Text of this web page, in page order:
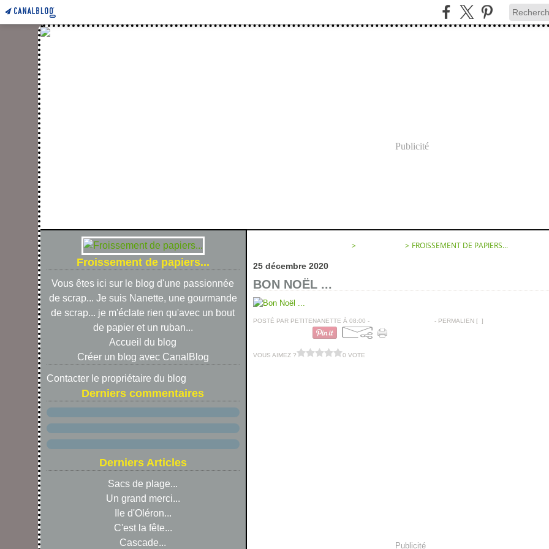
Publicité
Froissement de papiers...
Vous êtes ici sur le blog d'une passionnée
de scrap... Je suis Nanette, une gourmande
de scrap... je m'éclate rien qu'avec un bout
de papier et un ruban...
Accueil du blog
Créer un blog avec CanalBlog
Contacter le propriétaire du blog
Derniers commentaires
Derniers Articles
Sacs de plage...
Un grand merci...
Ile d'Oléron...
C'est la fête...
Cascade...
> > FROISSEMENT DE PAPIERS...
25 décembre 2020
BON NOËL ...
POSTÉ PAR PETITENANETTE À 08:00 - - PERMALIEN [# ]
VOUS AIMEZ ? 0 VOTE
Publicité